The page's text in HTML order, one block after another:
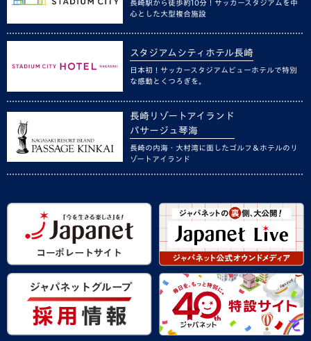
長崎駅から徒歩約10分！サッカースタジアムを中
心とした大型複合施設
スタジアムシティホテル長崎
日本初！サッカースタジアムビューホテルで特別
な感動とくつろぎを。
長崎リゾートアイランド
パサージュ琴海
長崎の内海・大村湾に面したゴルフ＆ホテルのリ
ゾートアイランド